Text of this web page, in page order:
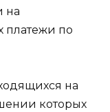
на
платежи по
на
которых